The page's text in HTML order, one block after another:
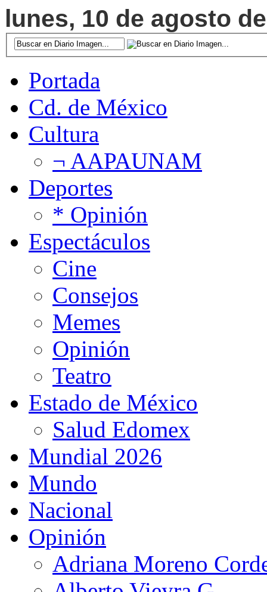
lunes, 10 de agosto
Portada
Cd. de México
Cultura
¬ AAPAUNAM
Deportes
* Opinión
Espectáculos
Cine
Consejos
Memes
Opinión
Teatro
Estado de México
Salud Edomex
Mundial 2026
Mundo
Nacional
Opinión
Adriana Moreno